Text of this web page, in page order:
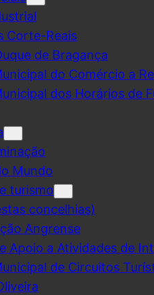
Corte-Reais
de Bragança
do Comércio a
dos Horários de
Mundo
turismo
concelhias)
Angrense
Apoio a Atividades de
de Circuitos